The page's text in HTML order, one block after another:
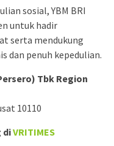
sosial, YBM BRI
untuk hadir
serta mendukung
dan penuh kepedulian.
Tbk Region
10110
diVRITIMES